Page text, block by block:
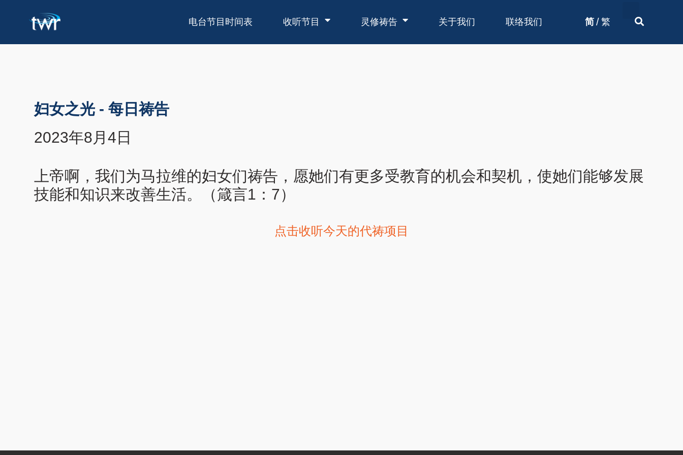
电台节目时间表 收听节目 灵修祷告 关于我们 联络我们 简 / 繁
妇女之光 - 每日祷告
2023年8月4日
上帝啊，我们为马拉维的妇女们祷告，愿她们有更多受教育的机会和契机，使她们能够发展
技能和知识来改善生活。（箴言1：7）
点击收听今天的代祷项目